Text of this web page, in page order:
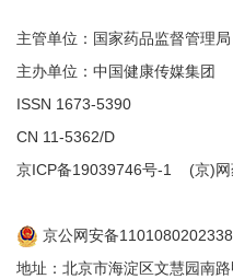
主管单位：国家药品监督管理局
主办单位：中国健康传媒集团
ISSN 1673-5390
CN 11-5362/D
京ICP备19039746号-1
(京)网
京公网安备
地址：北京市海淀区文慧园南